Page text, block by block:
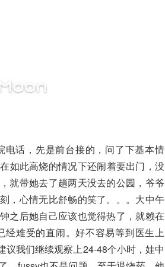
话，先是前台接的，问了下基本情
如此高烧的情况下还闹着要出门，没
就带她去了趟两天没去的公园，爷爷
，心情无比舒畅的笑了。。。大中午
之后她自己应该也觉得热了，就赖在
难受的直闹。好不容易等到医生上
我们继续观察上24-48个小时，娃中